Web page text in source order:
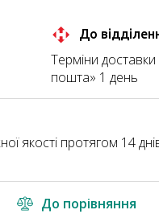
До
Терміни
пошта» 1 день
якості протягом 14
До порівняння